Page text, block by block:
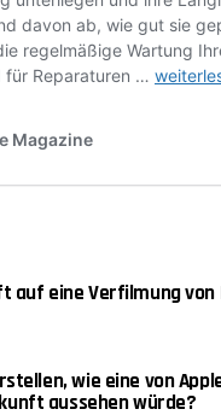
auf eine Verfilmung von
wie eine von
aussehen würde?